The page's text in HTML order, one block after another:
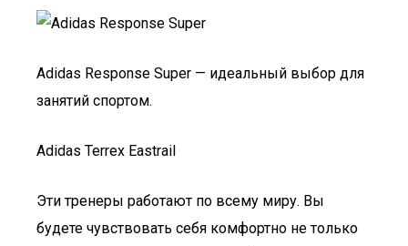
Adidas Response Super — идеальный выбор для
занятий спортом.
Adidas Terrex Eastrail
Эти тренеры работают по всему миру. Вы
будете чувствовать себя комфортно не только